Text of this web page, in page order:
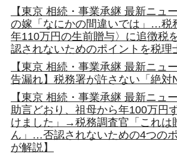
【東京 相続・事業承継 最新ニュ
の嫁「なにかの間違いでは」…税
年110万円の生前贈与〉に追徴税
認されないためのポイントを税理
【東京 相続・事業承継 最新ニュ
告漏れ】税務署が許さない「絶対
【東京 相続・事業承継 最新ニュ
助言どおり、祖母から年100万円
けました」→税務調査官「これは
ん」…否認されないための4つの
が解説】